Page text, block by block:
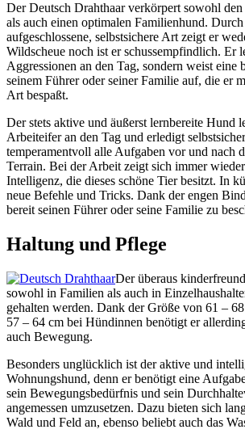
Der Deutsch Drahthaar verkörpert sowohl
als auch einen optimalen Familienhund. Durch
aufgeschlossene, selbstsichere Art zeigt er
Wildscheue noch ist er schussempfindlich. Er
Aggressionen an den Tag, sondern weist eine
seinem Führer oder seiner Familie auf, die er
Art bespaßt.
Der stets aktive und äußerst lernbereite Hund
Arbeiteifer an den Tag und erledigt
temperamentvoll alle Aufgaben vor und nach
Terrain. Bei der Arbeit zeigt sich immer
Intelligenz, die dieses schöne Tier besitzt. In
neue Befehle und Tricks. Dank der engen
bereit seinen Führer oder seine Familie zu
Haltung und Pflege
Der überaus
sowohl in Familien als auch in
gehalten werden. Dank der Größe von 61 –
57 – 64 cm bei Hündinnen benötigt er
auch Bewegung.
Besonders unglücklich ist der aktive und
Wohnungshund, denn er benötigt eine
sein Bewegungsbedürfnis und sein
angemessen umzusetzen. Dazu bieten sich
Wald und Feld an, ebenso beliebt auch das